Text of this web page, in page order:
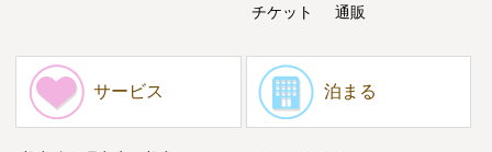
チケット
通販
サービス 泊まる